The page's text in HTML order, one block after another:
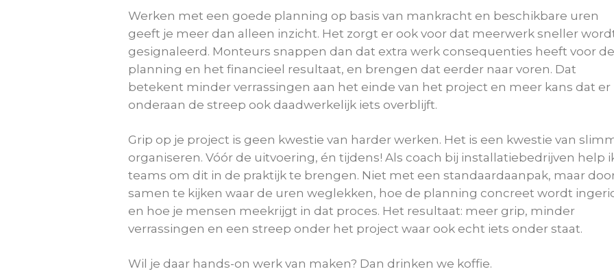
Werken met een goede planning op basis van mankracht en beschikbare uren
geeft je meer dan alleen inzicht. Het zorgt er ook voor dat meerwerk sneller
gesignaleerd. Monteurs snappen dan dat extra werk consequenties heeft voor de
planning en het financieel resultaat, en brengen dat eerder naar voren. Dat
betekent minder verrassingen aan het einde van het project en meer kans dat er
onderaan de streep ook daadwerkelijk iets overblijft.
Grip op je project is geen kwestie van harder werken. Het is een kwestie van
organiseren. Vóór de uitvoering, én tijdens! Als coach bij installatiebedrijven help
teams om dit in de praktijk te brengen. Niet met een standaardaanpak, maar
samen te kijken waar de uren weglekken, hoe de planning concreet wordt
en hoe je mensen meekrijgt in dat proces. Het resultaat: meer grip, minder
verrassingen en een streep onder het project waar ook echt iets onder staat.
Wil je daar hands-on werk van maken? Dan drinken we koffie.